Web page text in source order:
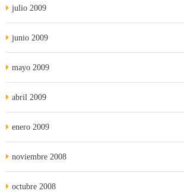
julio 2009
junio 2009
mayo 2009
abril 2009
enero 2009
noviembre 2008
octubre 2008